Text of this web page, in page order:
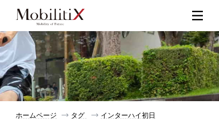
新着記事
人気記事
特集記事
ホームページ タグ インターハイ初日